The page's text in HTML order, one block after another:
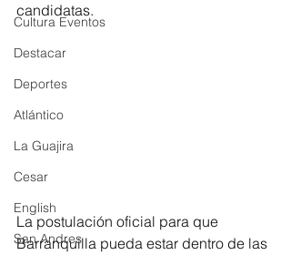
Cultura Eventos
Destacar
Deportes
Atlántico
La Guajira
Cesar
English
San Andres
candidatas.
La postulación oficial para que
Barranquilla pueda estar dentro de las